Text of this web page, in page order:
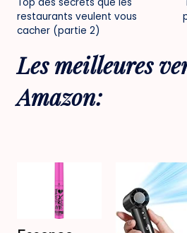
navigation
restaurants veulent vous
cacher (partie 2)
Les meilleures
Amazon: